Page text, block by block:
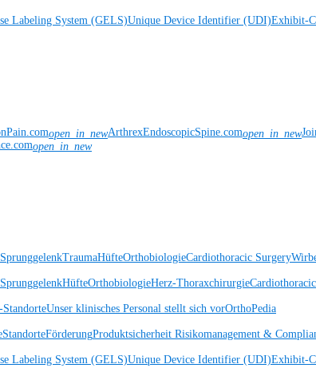
Labeling System (GELS)Unique Device Identifier (UDI)Exhibit-
open_in_newArthrexEndoscopicSpine.comopen_in_new
open_in_new
TraumaHüfteOrthobiologieCardiothoracic Surgery
HüfteOrthobiologieHerz-Thoraxchirurgie
Unser klinisches Personal stellt sich vorOrthoPedia
StandorteFörderungProduktsicherheit Risikomanagement &
Labeling System (GELS)Unique Device Identifier (UDI)Exhibit-